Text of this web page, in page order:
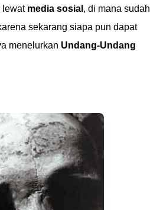
lewat media sosial , di mana sudah
sekarang siapa pun dapat
menelurkan Undang-Undang